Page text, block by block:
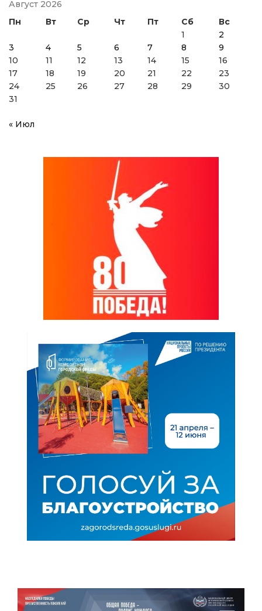
Август 2026
Пн
Вт Ср Чт Пт Сб
Вс
1
2
3
4 5 6 7 8
9
10
11 12 13 14 15
16
17
18 19 20 21 22
23
24
25 26 27 28 29
30
31
« Июл